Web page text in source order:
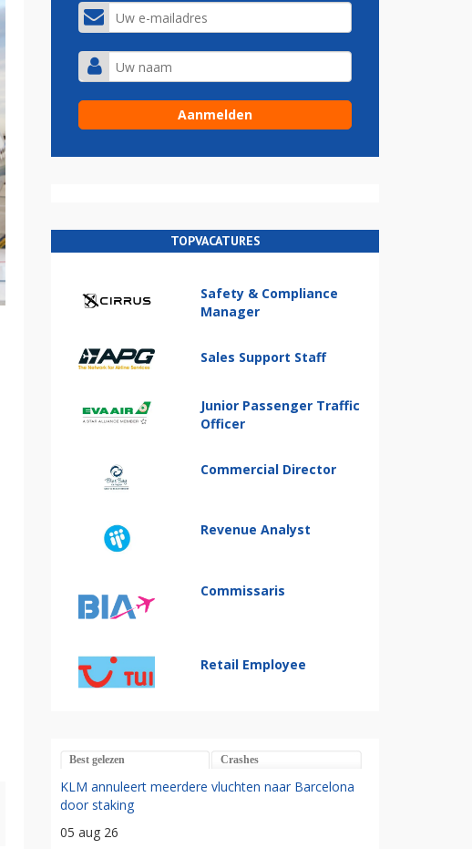
TOPVACATURES
Safety & Compliance
Manager
Sales Support Staff
Junior Passenger Traffic
Officer
Commercial Director
Revenue Analyst
Commissaris
Retail Employee
Best gelezen Crashes
KLM annuleert meerdere vluchten naar Barcelona
door staking
05 aug 26